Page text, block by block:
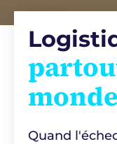
monde
Quand